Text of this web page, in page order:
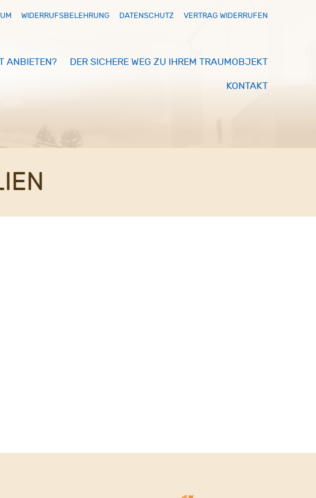
WIDERRUFSBELEHRUNG DATENSCHUTZ VERTRAG WIDERRUFEN
ANBIETEN? DER SICHERE WEG ZU IHREM TRAUMOBJEKT
KONTAKT